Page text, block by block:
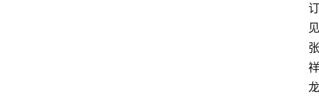
订
见
张
祥
龙